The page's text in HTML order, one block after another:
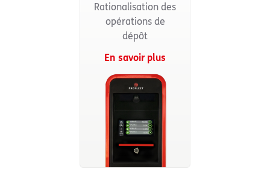
Rationalisation des
opérations de
dépôt
En savoir plus